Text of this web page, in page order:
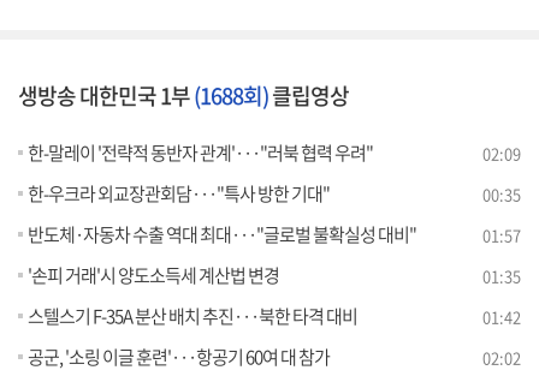
생방송 대한민국 1부(1688회)클립영상
한-말레이 '전략적 동반자 관계'···"러북 협력 우려" 02:09
한-우크라 외교장관회담···"특사 방한 기대" 00:35
반도체·자동차 수출 역대 최대···"글로벌 불확실성 대비" 01:57
'손피 거래'시 양도소득세 계산법 변경 01:35
스텔스기 F-35A 분산 배치 추진···북한 타격 대비 01:42
공군, '소링 이글 훈련'···항공기 60여 대 참가 02:02